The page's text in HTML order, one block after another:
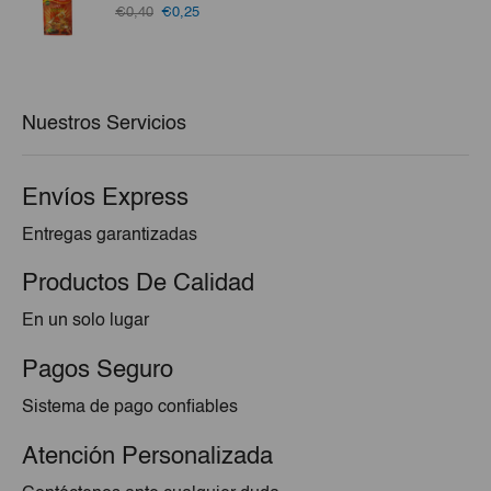
€0,40 El
€0,25El
Nuestros Servicios
Envíos Express
Entregas garantizadas
Productos De Calidad
En un solo lugar
Pagos Seguro
Sistema de pago confiables
Atención Personalizada